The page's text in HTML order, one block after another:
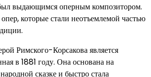
выдающимся оперным композитором.
которые стали неотъемлемой частью
Римского-Корсакова является
в 1881 году. Она основана на
сказке и быстро стала